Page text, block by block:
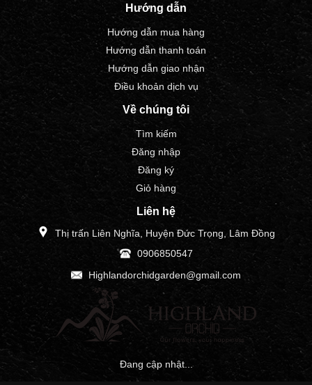
Hướng dẫn
Hướng dẫn mua hàng
Hướng dẫn thanh toán
Hướng dẫn giao nhận
Điều khoản dịch vụ
Về chúng tôi
Tìm kiếm
Đăng nhập
Đăng ký
Giỏ hàng
Liên hệ
Thị trấn Liên Nghĩa, Huyện Đức Trọng, Lâm Đồng
0906850547
Highlandorchidgarden@gmail.com
Đang cập nhật...